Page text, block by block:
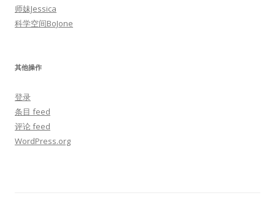
师妹Jessica
科学空间BoJone
其他操作
登录
条目 feed
评论 feed
WordPress.org